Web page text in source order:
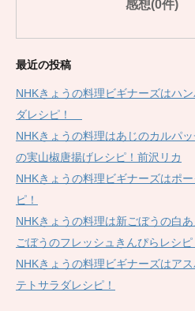
感想(0件)
最近の投稿
NHKきょうの料理ビギナーズはハ
ダレシピ！
NHKきょうの料理はあじのカルパ
の実山椒唐揚げレシピ！前沢リカ
NHKきょうの料理ビギナーズはポ
ピ！
NHKきょうの料理は新ごぼうの白
ごぼうのフレッシュきんぴらレシピ
NHKきょうの料理ビギナーズはア
テトサラダレシピ！